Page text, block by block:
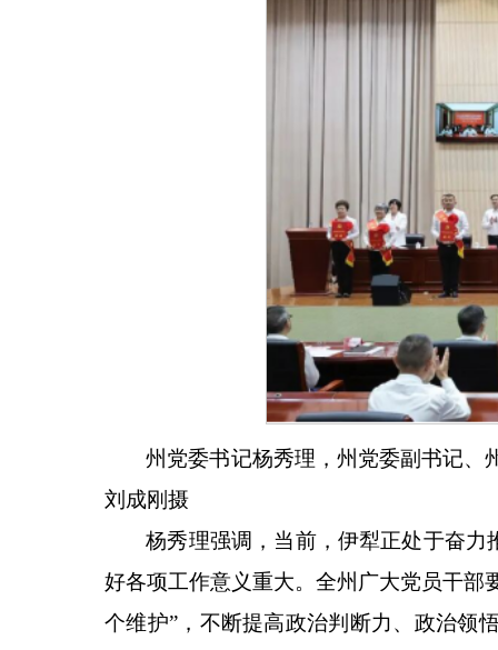
州党委书记杨秀理，州党委副书记、
刘成刚摄
杨秀理强调，当前，伊犁正处于奋力
好各项工作意义重大。全州广大党员干部
个维护”，不断提高政治判断力、政治领